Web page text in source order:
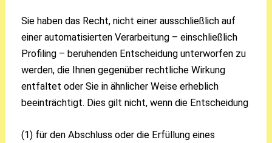
Sie haben das Recht, nicht einer ausschließlich auf
einer automatisierten Verarbeitung – einschließlich
Profiling – beruhenden Entscheidung unterworfen zu
werden, die Ihnen gegenüber rechtliche Wirkung
entfaltet oder Sie in ähnlicher Weise erheblich
beeinträchtigt. Dies gilt nicht, wenn die Entscheidung
(1) für den Abschluss oder die Erfüllung eines